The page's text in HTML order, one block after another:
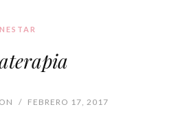
/ FEBRERO 17, 2017